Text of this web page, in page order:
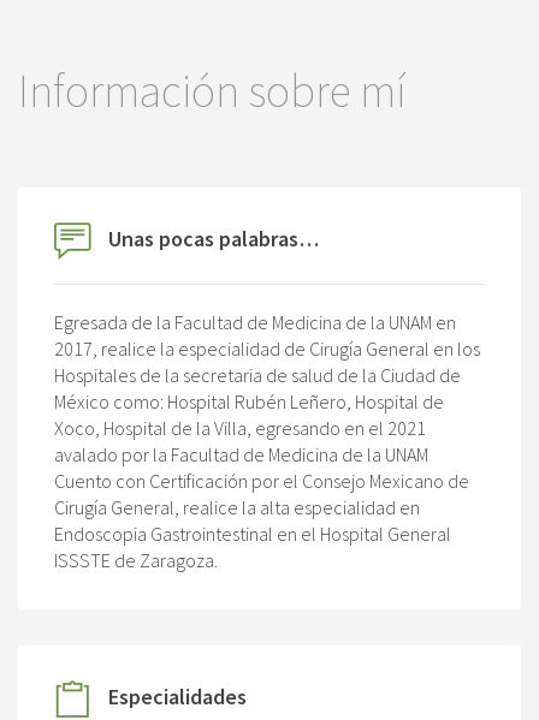
Información sobre mí
Unas pocas palabras…
Egresada de la Facultad de Medicina de la UNAM en
2017, realice la especialidad de Cirugía General en los
Hospitales de la secretaria de salud de la Ciudad de
México como: Hospital Rubén Leñero, Hospital de
Xoco, Hospital de la Villa, egresando en el 2021
avalado por la Facultad de Medicina de la UNAM
Cuento con Certificación por el Consejo Mexicano de
Cirugía General, realice la alta especialidad en
Endoscopia Gastrointestinal en el Hospital General
ISSSTE de Zaragoza.
Especialidades